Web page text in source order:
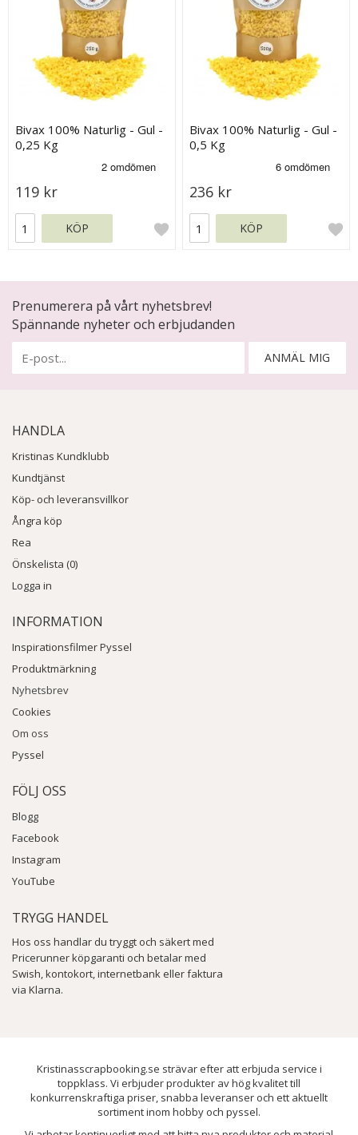
Bivax 100% Naturlig - Gul -
0,25 Kg
119 kr
KÖP
Bivax 100% Naturlig - Gul -
0,5 Kg
236 kr
KÖP
Prenumerera på vårt nyhetsbrev!
Spännande nyheter och erbjudanden
ANMÄL MIG
HANDLA
Kristinas Kundklubb
Kundtjänst
Köp- och leveransvillkor
Ångra köp
Rea
Önskelista (0)
Logga in
INFORMATION
Inspirationsfilmer Pyssel
Produktmärkning
Nyhetsbrev
Cookies
Om oss
Pyssel
FÖLJ OSS
Blogg
Facebook
Instagram
YouTube
TRYGG HANDEL
Hos oss handlar du tryggt och säkert med
Pricerunner köpgaranti och betalar med
Swish, kontokort, internetbank eller faktura
via Klarna.
Kristinasscrapbooking.se strävar efter att erbjuda service i
toppklass. Vi erbjuder produkter av hög kvalitet till
konkurrenskraftiga priser, snabba leveranser och ett aktuellt
sortiment inom hobby och pyssel.